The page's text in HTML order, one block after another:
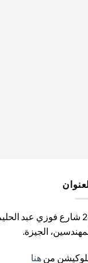
26 شارع فوزي عبد
الجيزة
من هنا